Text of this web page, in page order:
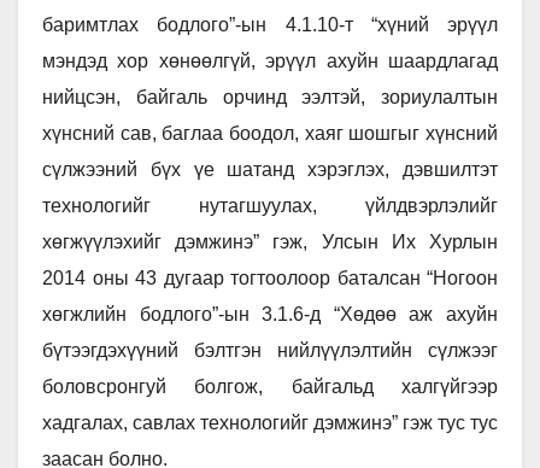
баримтлах бодлого”-ын 4.1.10-т “хүний эрүүл
мэндэд хор хөнөөлгүй, эрүүл ахуйн шаардлагад
нийцсэн, байгаль орчинд ээлтэй, зориулалтын
хүнсний сав, баглаа боодол, хаяг шошгыг хүнсний
сүлжээний бүх үе шатанд хэрэглэх, дэвшилтэт
технологийг нутагшуулах, үйлдвэрлэлийг
хөгжүүлэхийг дэмжинэ” гэж, Улсын Их Хурлын
2014 оны 43 дугаар тогтоолоор баталсан “Ногоон
хөгжлийн бодлого”-ын 3.1.6-д “Хөдөө аж ахуйн
бүтээгдэхүүний бэлтгэн нийлүүлэлтийн сүлжээг
боловсронгуй болгож, байгальд халгүйгээр
хадгалах, савлах технологийг дэмжинэ” гэж тус тус
заасан болно.